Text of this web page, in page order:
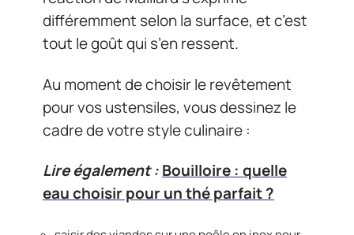
différemment selon la surface, et c’est
tout le goût qui s’en ressent.
Au moment de choisir le revêtement
pour vos ustensiles, vous dessinez le
cadre de votre style culinaire :
Lire également :Bouilloire : quelle
eau choisir pour un thé parfait ?